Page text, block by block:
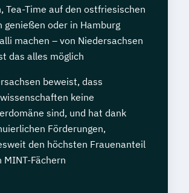
Tea-Time auf den ostfriesischen
genießen oder in Hamburg
machen – von Niedersachsen
das alles möglich
beweist, dass
keine
sind, und hat dank
Förderungen,
den höchsten Frauenanteil
MINT-Fächern